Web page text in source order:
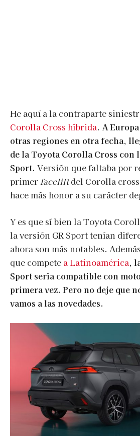
He aquí a la contraparte
Corolla Cross híbrida. A
otras regiones en otra fecha,
de la Toyota Corolla Cross con
Sport. Versión que faltaba por
primerfaceliftdel Corolla
hace más honor a su carácter
Y es que sí bien la Toyota
la versión GR Sport tenían
ahora son más notables.
que compete a Latinoamérica,
Sport sería compatible con
primera vez. Pero no deje que
vamos a las novedades.